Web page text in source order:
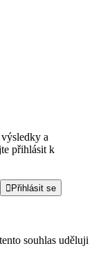
a
přihlásit k
Přihlásit se
souhlas uděluji